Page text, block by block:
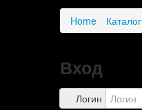
Home Каталог
Вход
Логин